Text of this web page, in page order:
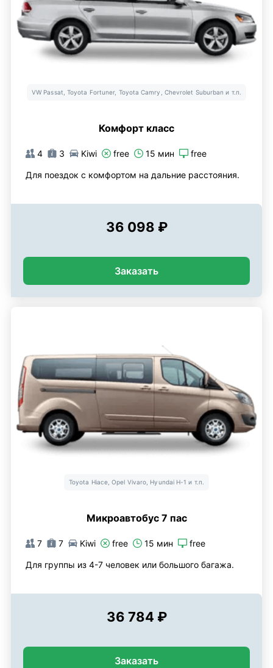
VW Passat, Toyota Fortuner, Toyota Camry, Chevrolet Suburban и т.п.
Комфорт класс
4 3 Kiwi free 15 мин free
Для поездок с комфортом на дальние расстояния.
36 098 ₽
Заказать
Toyota Hiace, Opel Vivaro, Hyundai H-1 и т.п.
Микроавтобус 7 пас
7 7 Kiwi free 15 мин free
Для группы из 4-7 человек или большого багажа.
36 784 ₽
Заказать